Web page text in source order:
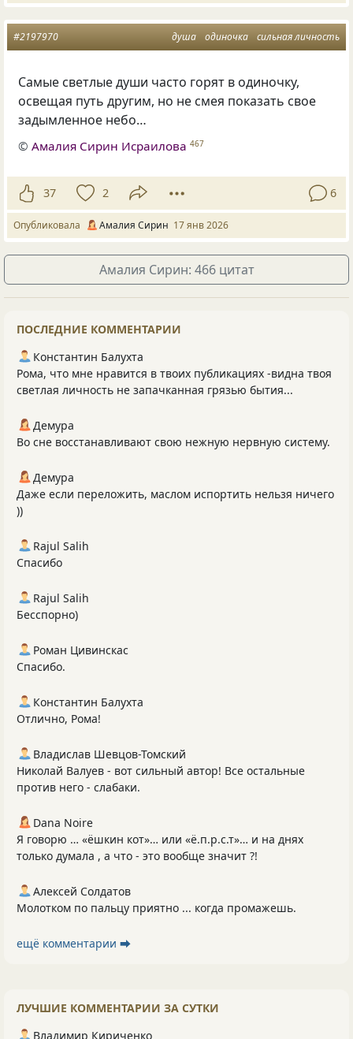
душа одиночка сильная личность
#2197970
Самые светлые души часто горят в одиночку,
освещая путь другим, но не смея показать свое
задымленное небо…
©Амалия Сирин Исраилова 467
37 2 6
Опубликовала Амалия Сирин 17 янв 2026
Амалия Сирин: 466 цитат
ПОСЛЕДНИЕ КОММЕНТАРИИ
Константин Балухта
Рома, что мне нравится в твоих публикациях -видна твоя
светлая личность не запачканная грязью бытия...
Демура
Во сне восстанавливают свою нежную нервную систему.
Демура
Даже если переложить, маслом испортить нельзя ничего
))
Rajul Salih
Спасибо
Rajul Salih
Бесспорно)
Роман Цивинскас
Спасибо.
Константин Балухта
Отлично, Рома!
Владислав Шевцов-Томский
Николай Валуев - вот сильный автор! Все остальные
против него - слабаки.
Dana Noire
Я говорю … «ёшкин кот»… или «ё.п.р.с.т»… и на днях
только думала , а что - это вообще значит ?!
Алексей Солдатов
Молотком по пальцу приятно ... когда промажешь.
ещё комментарии ⮕
ЛУЧШИЕ КОММЕНТАРИИ ЗА СУТКИ
Владимир Кириченко